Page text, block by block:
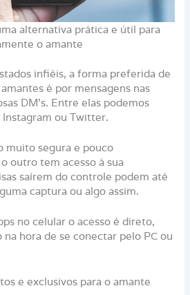
alternativa prática e útil para
o amante
infiéis, a forma preferida de
é por mensagens nas
DM’s. Entre elas podemos
Instagram ou Twitter.
muito segura e pouco
outro tem acesso à sua
saírem do controle podem até
captura ou algo assim.
no celular o acesso é direto,
hora de se conectar pelo PC ou
e exclusivos para o amante